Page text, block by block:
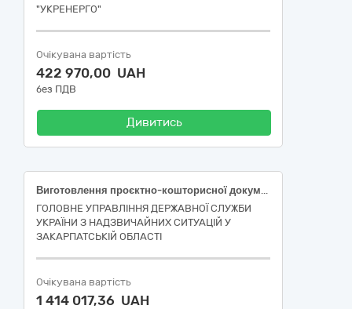
"УКРЕНЕРГО"
Очікувана вартість
422 970,00 UAH
без ПДВ
Дивитись
Виготовлення проєктно-кошторисної документації по об’єкту: «Реконструкція будівель гаражу, трансформаторної та бокса в Регіональний центр управління в надзвичайних ситуаціях ГУ ДСНС України у Закарпатській області, за адресою: м. Ужгород, вул. Болгарська, 2» згідно CPV за ДК 021:2015 код 71320000-7 Послуги з інженерного проектування.
ГОЛОВНЕ УПРАВЛІННЯ ДЕРЖАВНОЇ СЛУЖБИ
УКРАЇНИ З НАДЗВИЧАЙНИХ СИТУАЦІЙ У
ЗАКАРПАТСЬКІЙ ОБЛАСТІ
Очікувана вартість
1 414 017,36 UAH